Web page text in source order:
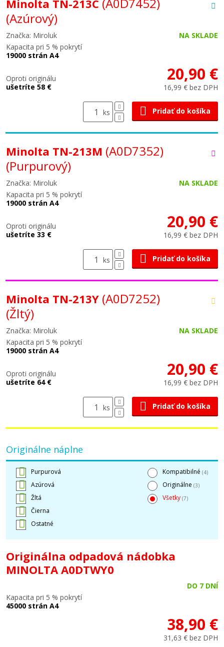
Minolta TN-213C
(Azúrový)
Značka: Miroluk
NA SKLADE
Kapacita pri 5 % pokrytí
19000 strán A4
Oproti originálu
ušetríte 58 €
20,90 €
16,99 € bez DPH
ks Pridať do košíka
Minolta TN-213M (A0D7352)
(Purpurový)
Značka: Miroluk
NA SKLADE
Kapacita pri 5 % pokrytí
19000 strán A4
Oproti originálu
ušetríte 33 €
20,90 €
16,99 € bez DPH
ks Pridať do košíka
Minolta TN-213Y (A0D7252)
(Žltý)
Značka: Miroluk
NA SKLADE
Kapacita pri 5 % pokrytí
19000 strán A4
Oproti originálu
ušetríte 64 €
20,90 €
16,99 € bez DPH
ks Pridať do košíka
Originálne náplne
Purpurová
Azúrová
Žltá
Čierna
Ostatné
Kompatibilné (4)
Originálne (3)
Všetky (7)
Originálna odpadová nádobka
MINOLTA A0DTWY0
DO 7 DNÍ
Kapacita pri 5 % pokrytí
45000 strán A4
38,90 €
31,63 € bez DPH